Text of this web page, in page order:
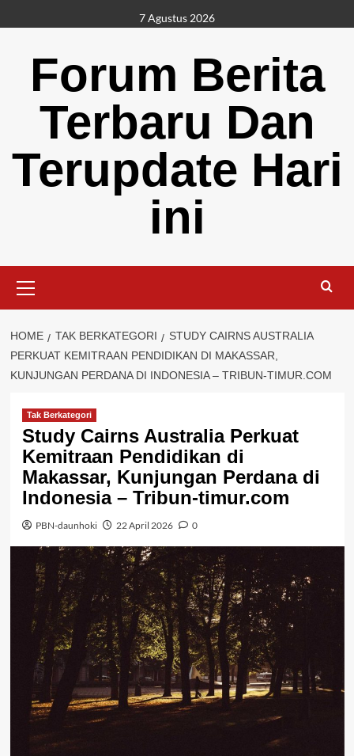
to
7 Agustus 2026
Forum Berita
Terbaru Dan
Terupdate Hari
ini
Menu
HOME TAK BERKATEGORI
STUDY CAIRNS AUSTRALIA
PERKUAT KEMITRAAN PENDIDIKAN DI MAKASSAR,
KUNJUNGAN PERDANA DI INDONESIA – TRIBUN-TIMUR.COM
Tak Berkategori
Study Cairns Australia Perkuat
Kemitraan Pendidikan di
Makassar, Kunjungan Perdana di
Indonesia – Tribun-timur.com
PBN-daunhoki 22 April 2026 0